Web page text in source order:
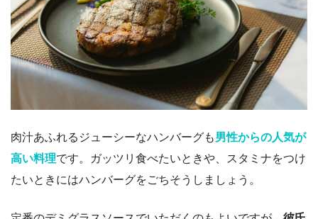
肉汁あふれるジューシーなハンバーグも男性からの人気が
高い料理です。ガッツリ食べたいときや、スタミナをつけ
たいときにはハンバーグをごちそうしましょう。